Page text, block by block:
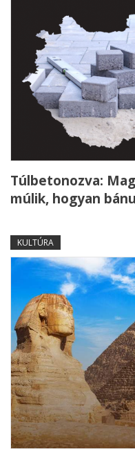
Túlbetonozva:
múlik, hogyan
KULTÚRA